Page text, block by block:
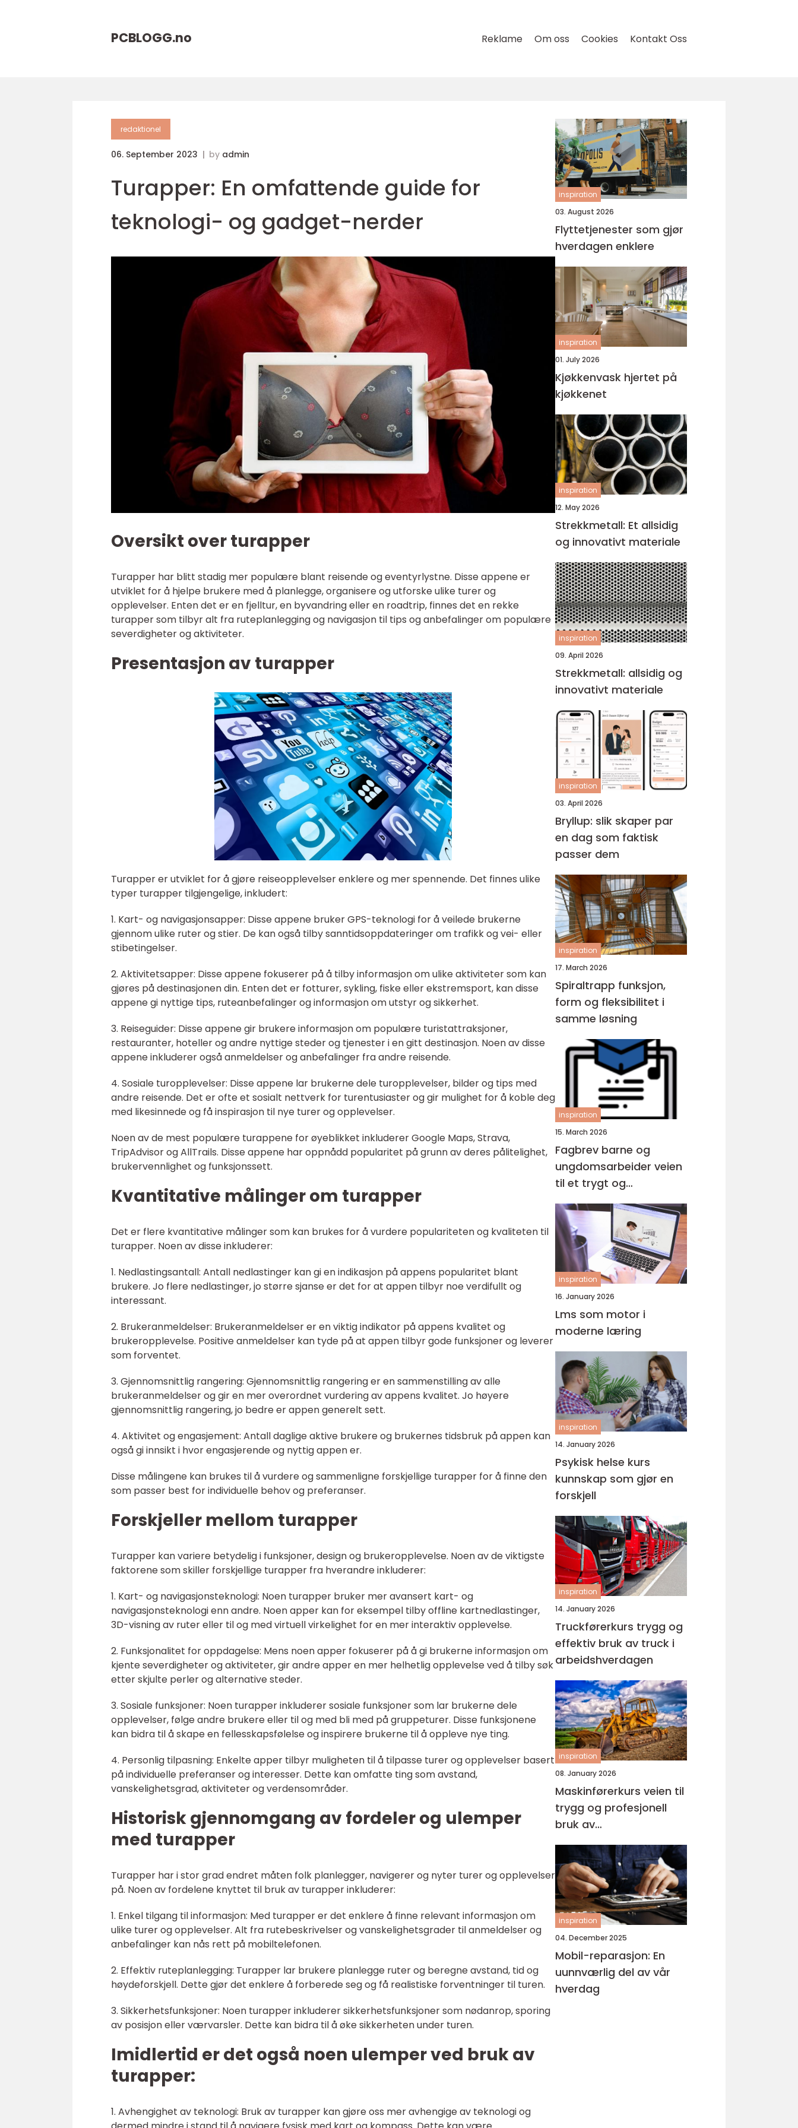
PCBLOGG.no Reklame Om oss Cookies Kontakt Oss
redaktionel
06. September 2023 by admin
Turapper: En omfattende guide for
teknologi- og gadget-nerder
Oversikt over turapper
Turapper har blitt stadig mer populære blant reisende og eventyrlystne. Disse appene er
utviklet for å hjelpe brukere med å planlegge, organisere og utforske ulike turer og
opplevelser. Enten det er en fjelltur, en byvandring eller en roadtrip, finnes det en rekke
turapper som tilbyr alt fra ruteplanlegging og navigasjon til tips og anbefalinger om populære
severdigheter og aktiviteter.
Presentasjon av turapper
Turapper er utviklet for å gjøre reiseopplevelser enklere og mer spennende. Det finnes ulike
typer turapper tilgjengelige, inkludert:
1. Kart- og navigasjonsapper: Disse appene bruker GPS-teknologi for å veilede brukerne
gjennom ulike ruter og stier. De kan også tilby sanntidsoppdateringer om trafikk og vei- eller
stibetingelser.
2. Aktivitetsapper: Disse appene fokuserer på å tilby informasjon om ulike aktiviteter som kan
gjøres på destinasjonen din. Enten det er fotturer, sykling, fiske eller ekstremsport, kan disse
appene gi nyttige tips, ruteanbefalinger og informasjon om utstyr og sikkerhet.
3. Reiseguider: Disse appene gir brukere informasjon om populære turistattraksjoner,
restauranter, hoteller og andre nyttige steder og tjenester i en gitt destinasjon. Noen av disse
appene inkluderer også anmeldelser og anbefalinger fra andre reisende.
4. Sosiale turopplevelser: Disse appene lar brukerne dele turopplevelser, bilder og tips med
andre reisende. Det er ofte et sosialt nettverk for turentusiaster og gir mulighet for å koble deg
med likesinnede og få inspirasjon til nye turer og opplevelser.
Noen av de mest populære turappene for øyeblikket inkluderer Google Maps, Strava,
TripAdvisor og AllTrails. Disse appene har oppnådd popularitet på grunn av deres pålitelighet,
brukervennlighet og funksjonssett.
Kvantitative målinger om turapper
Det er flere kvantitative målinger som kan brukes for å vurdere populariteten og kvaliteten til
turapper. Noen av disse inkluderer:
1. Nedlastingsantall: Antall nedlastinger kan gi en indikasjon på appens popularitet blant
brukere. Jo flere nedlastinger, jo større sjanse er det for at appen tilbyr noe verdifullt og
interessant.
2. Brukeranmeldelser: Brukeranmeldelser er en viktig indikator på appens kvalitet og
brukeropplevelse. Positive anmeldelser kan tyde på at appen tilbyr gode funksjoner og leverer
som forventet.
3. Gjennomsnittlig rangering: Gjennomsnittlig rangering er en sammenstilling av alle
brukeranmeldelser og gir en mer overordnet vurdering av appens kvalitet. Jo høyere
gjennomsnittlig rangering, jo bedre er appen generelt sett.
4. Aktivitet og engasjement: Antall daglige aktive brukere og brukernes tidsbruk på appen kan
også gi innsikt i hvor engasjerende og nyttig appen er.
Disse målingene kan brukes til å vurdere og sammenligne forskjellige turapper for å finne den
som passer best for individuelle behov og preferanser.
Forskjeller mellom turapper
Turapper kan variere betydelig i funksjoner, design og brukeropplevelse. Noen av de viktigste
faktorene som skiller forskjellige turapper fra hverandre inkluderer:
1. Kart- og navigasjonsteknologi: Noen turapper bruker mer avansert kart- og
navigasjonsteknologi enn andre. Noen apper kan for eksempel tilby offline kartnedlastinger,
3D-visning av ruter eller til og med virtuell virkelighet for en mer interaktiv opplevelse.
2. Funksjonalitet for oppdagelse: Mens noen apper fokuserer på å gi brukerne informasjon om
kjente severdigheter og aktiviteter, gir andre apper en mer helhetlig opplevelse ved å tilby søk
etter skjulte perler og alternative steder.
3. Sosiale funksjoner: Noen turapper inkluderer sosiale funksjoner som lar brukerne dele
opplevelser, følge andre brukere eller til og med bli med på gruppeturer. Disse funksjonene
kan bidra til å skape en fellesskapsfølelse og inspirere brukerne til å oppleve nye ting.
4. Personlig tilpasning: Enkelte apper tilbyr muligheten til å tilpasse turer og opplevelser basert
på individuelle preferanser og interesser. Dette kan omfatte ting som avstand,
vanskelighetsgrad, aktiviteter og verdensområder.
Historisk gjennomgang av fordeler og ulemper
med turapper
Turapper har i stor grad endret måten folk planlegger, navigerer og nyter turer og opplevelser
på. Noen av fordelene knyttet til bruk av turapper inkluderer:
1. Enkel tilgang til informasjon: Med turapper er det enklere å finne relevant informasjon om
ulike turer og opplevelser. Alt fra rutebeskrivelser og vanskelighetsgrader til anmeldelser og
anbefalinger kan nås rett på mobiltelefonen.
2. Effektiv ruteplanlegging: Turapper lar brukere planlegge ruter og beregne avstand, tid og
høydeforskjell. Dette gjør det enklere å forberede seg og få realistiske forventninger til turen.
3. Sikkerhetsfunksjoner: Noen turapper inkluderer sikkerhetsfunksjoner som nødanrop, sporing
av posisjon eller værvarsler. Dette kan bidra til å øke sikkerheten under turen.
Imidlertid er det også noen ulemper ved bruk av
turapper:
1. Avhengighet av teknologi: Bruk av turapper kan gjøre oss mer avhengige av teknologi og
inspiration
03. August 2026
Flyttetjenester som gjør
hverdagen enklere
inspiration
01. July 2026
Kjøkkenvask hjertet på
kjøkkenet
inspiration
12. May 2026
Strekkmetall: Et allsidig
og innovativt materiale
inspiration
09. April 2026
Strekkmetall: allsidig og
innovativt materiale
inspiration
03. April 2026
Bryllup: slik skaper par
en dag som faktisk
passer dem
inspiration
17. March 2026
Spiraltrapp funksjon,
form og fleksibilitet i
samme løsning
inspiration
15. March 2026
Fagbrev barne og
ungdomsarbeider veien
til et trygt og
meningsfylt yrke
inspiration
16. January 2026
Lms som motor i
moderne læring
inspiration
14. January 2026
Psykisk helse kurs
kunnskap som gjør en
forskjell
inspiration
14. January 2026
Truckførerkurs trygg og
effektiv bruk av truck i
arbeidshverdagen
inspiration
08. January 2026
Maskinførerkurs veien til
trygg og profesjonell
bruk av
anleggsmaskiner
inspiration
04. December 2025
Mobil-reparasjon: En
uunnværlig del av vår
hverdag